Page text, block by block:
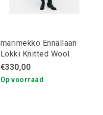
marimekko Ennallaan
Lokki Knitted Wool
Dress S
€330,00
Op voorraad